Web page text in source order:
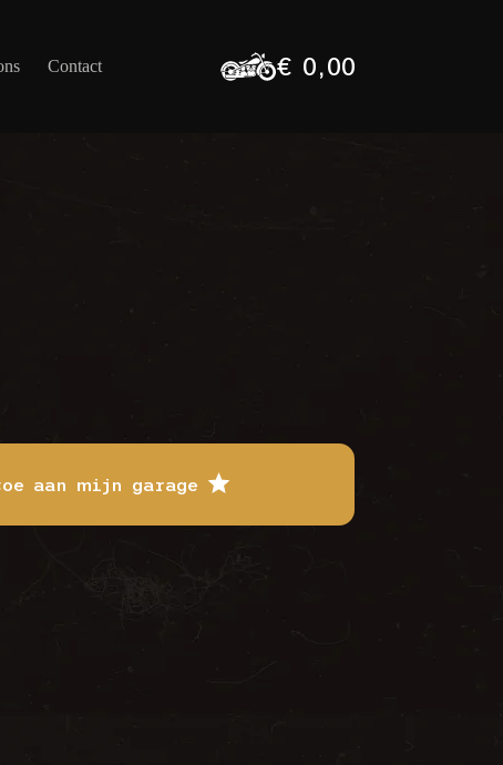
Contact Winkelwagen
€0,00
aan mijn garage